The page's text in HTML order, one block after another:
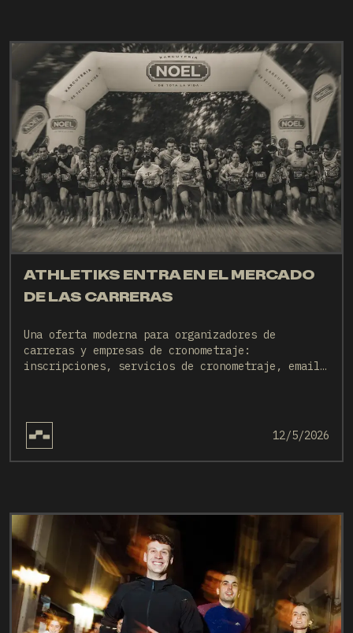
ATHLETIKS ENTRA EN EL MERCADO
DE LAS CARRERAS
Una oferta moderna para organizadores de
carreras y empresas de cronometraje:
inscripciones, servicios de cronometraje, emails
deportivos.
12/5/2026